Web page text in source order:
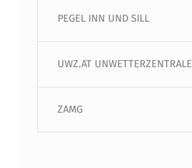
PEGEL INN UND SILL
UWZ.AT UNWETTERZENTRALE
ZAMG